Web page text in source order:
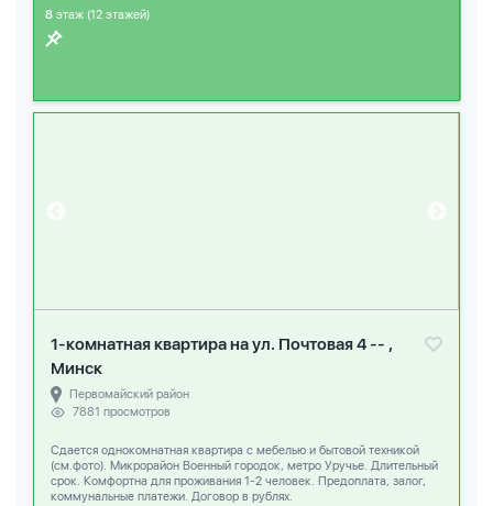
8 этаж (12 этажей)
1-комнатная квартира на ул. Почтовая 4 -- ,
Минск
Первомайский район
7881 просмотров
Сдается однокомнатная квартира c мебелью и бытовой техникой
(см.фото). Микрорайон Военный городок, метро Уручье. Длительный
срок. Комфортна для проживания 1-2 человек. Предоплата, залог,
коммунальные платежи. Договор в рублях.